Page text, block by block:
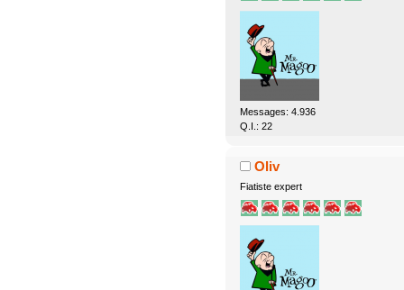
Messages: 4.936
Q.I.: 22
Oliv
Fiatiste expert